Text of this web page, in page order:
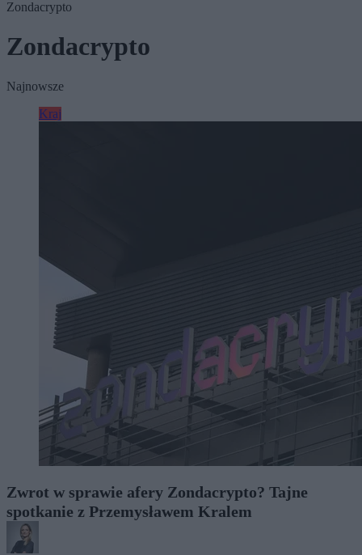
Zondacrypto
Zondacrypto
Najnowsze
Kraj
Zwrot w sprawie afery Zondacrypto? Tajne
spotkanie z Przemysławem Kralem